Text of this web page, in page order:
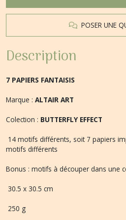
POSER UNE
Description
7 PAPIERS FANTAISIS
Marque : ALTAIR ART
Colection : BUTTERFLY EFFECT
14 motifs différents, soit 7 papiers
motifs différents
Bonus : motifs à découper dans une
30.5 x 30.5 cm
250 g